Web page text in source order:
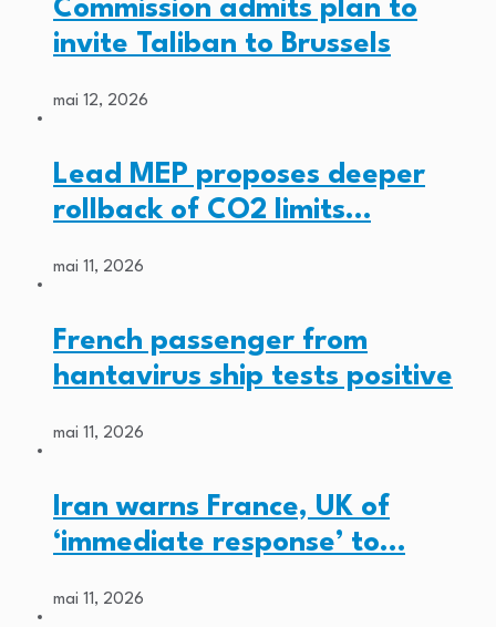
Commission admits plan to
invite Taliban to Brussels
mai 12, 2026
Lead MEP proposes deeper
rollback of CO2 limits…
mai 11, 2026
French passenger from
hantavirus ship tests positive
mai 11, 2026
Iran warns France, UK of
‘immediate response’ to…
mai 11, 2026